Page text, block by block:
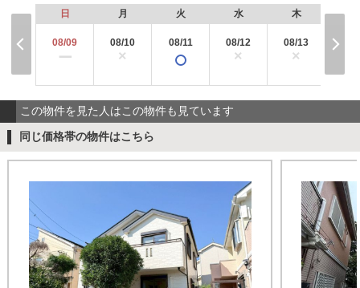
日
08/09
ー
月
08/10
×
火
08/11
水
08/12
×
木
08/13
×
この物件を見た人はこの物件も見ています
同じ価格帯の物件はこちら